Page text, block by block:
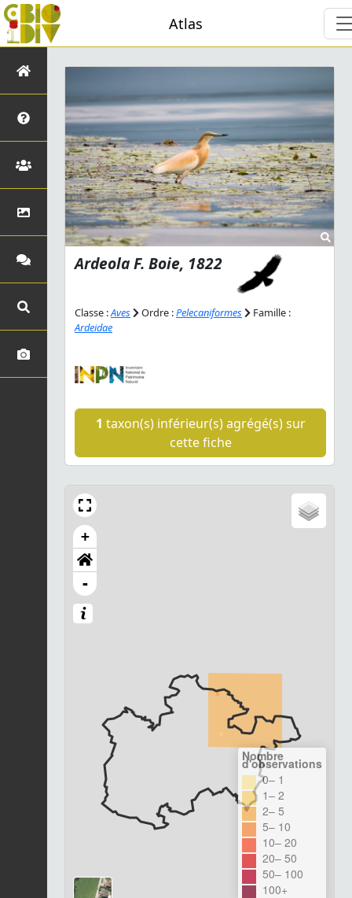
Atlas
ArdeolaF. Boie, 1822
Classe :Aves Ordre :Pelecaniformes
Famille :
Ardeidae
1 taxon(s) inférieur(s) agrégé(s) sur
cette fiche
+
-
Nombre
d'observations
0– 1
1– 2
2– 5
5– 10
10– 20
20– 50
50– 100
100+